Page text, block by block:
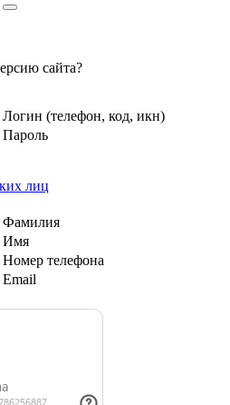
сайта?
Логин (телефон, код, икн)
Пароль
лиц
Фамилия
Имя
Номер телефона
Email
лиц